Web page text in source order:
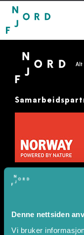
Denne nettsiden
Vi bruker